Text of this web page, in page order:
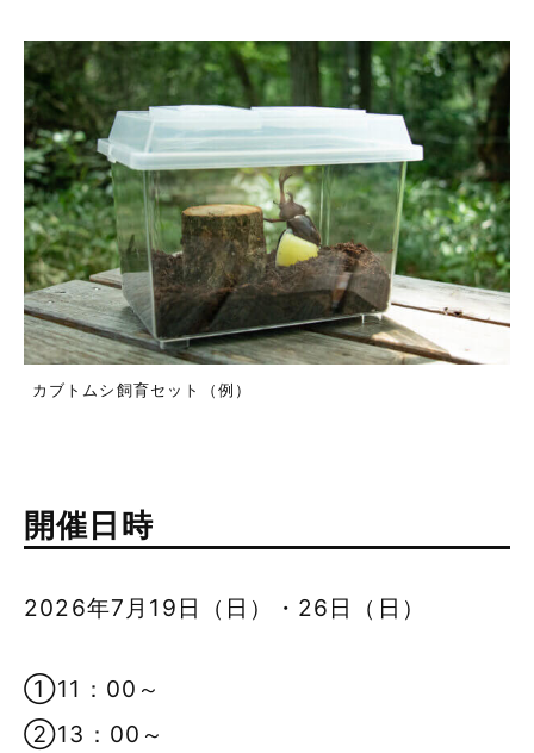
カブトムシ飼育セット（例）
開催日時
2026年7月19日（日）・26日（日）
①11：00～
②13：00～